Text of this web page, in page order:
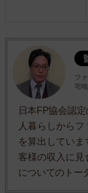
フ
宅
日本FP協会認
人暮らしから
を算出してい
客様の収入に
についてのトー